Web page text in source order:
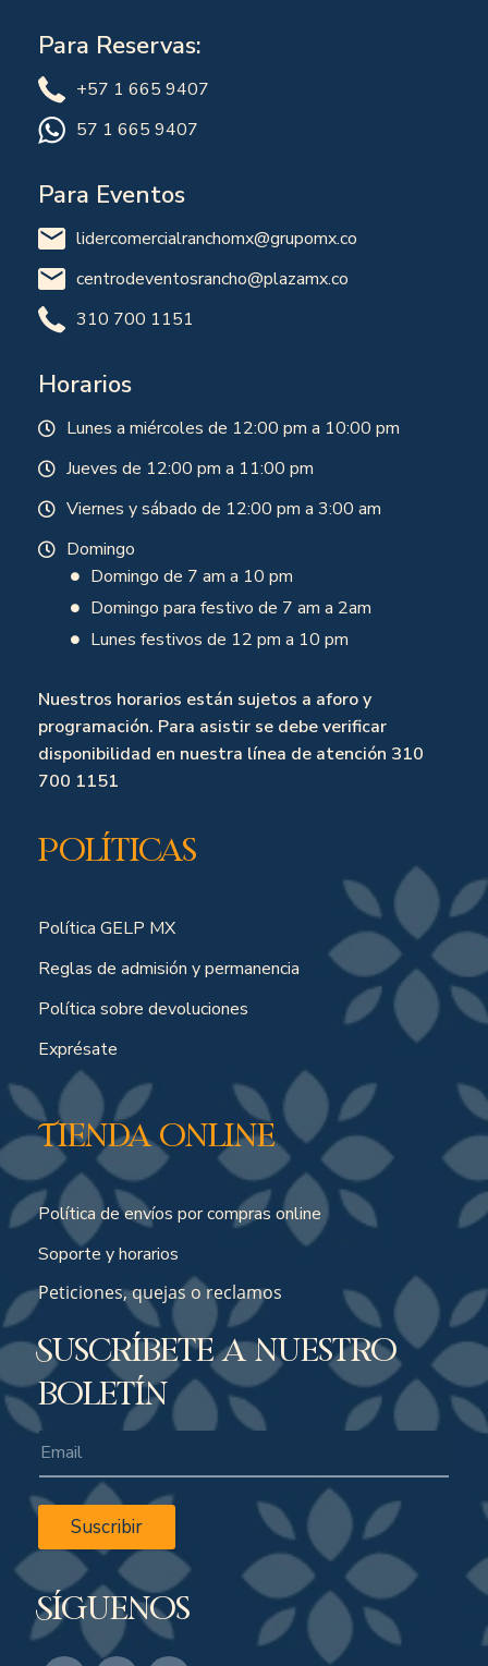
Para Reservas:
+57 1 665 9407
57 1 665 9407
Para Eventos
lidercomercialranchomx@grupomx.co
centrodeventosrancho@plazamx.co
310 700 1151
Horarios
Lunes a miércoles de 12:00 pm a 10:00 pm
Jueves de 12:00 pm a 11:00 pm
Viernes y sábado de 12:00 pm a 3:00 am
Domingo
Domingo de 7 am a 10 pm
Domingo para festivo de 7 am a 2am
Lunes festivos de 12 pm a 10 pm
Nuestros horarios están sujetos a aforo y
programación. Para asistir se debe verificar
disponibilidad en nuestra línea de atención 310
700 1151
Políticas
Política GELP MX
Reglas de admisión y permanencia
Política sobre devoluciones
Exprésate
Tienda online
Política de envíos por compras online
Soporte y horarios
Peticiones, quejas o reclamos
Suscríbete a nuestro
boletín
Suscribir
Síguenos